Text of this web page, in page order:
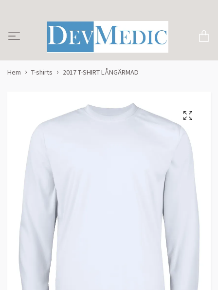
Hem T-shirts 2017 T-SHIRT LÅNGÄRMAD